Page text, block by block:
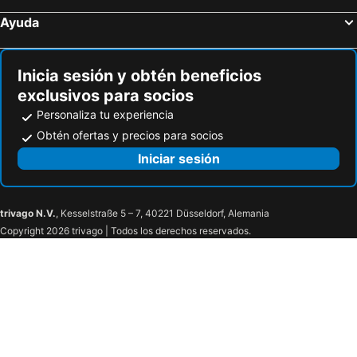
Hoteles en Londerzeel
Hoteles en Ninove
Hoteles en Hasselt
Ayuda
Inicia sesión y obtén beneficios
exclusivos para socios
Personaliza tu experiencia
Obtén ofertas y precios para socios
Iniciar sesión
trivago N.V., Kesselstraße 5 – 7, 40221 Düsseldorf, Alemania
Copyright 2026 trivago | Todos los derechos reservados.